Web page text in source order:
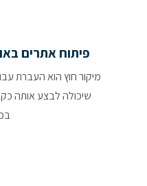
פיתוח אתרים
מיקור חוץ הוא העברת
שיכולה לבצע אותה